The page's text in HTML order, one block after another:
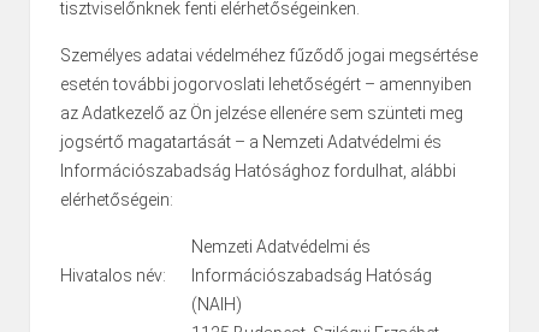
tisztviselőnknek fenti elérhetőségeinken.
Személyes adatai védelméhez fűződő jogai megsértése
esetén további jogorvoslati lehetőségért – amennyiben
az Adatkezelő az Ön jelzése ellenére sem szünteti meg
jogsértő magatartását – a Nemzeti Adatvédelmi és
Információszabadság Hatósághoz fordulhat, alábbi
elérhetőségein:
Hivatalos név:
Nemzeti Adatvédelmi és
Információszabadság Hatóság
(NAIH)